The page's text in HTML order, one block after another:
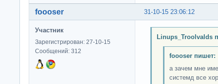
31-10-15 23:06:12
foooser
Участник
Зарегистрирован: 27-10-15
Сообщений: 312
Linups_Troolvalds
foooser пишет:
а зачем мне
системд все